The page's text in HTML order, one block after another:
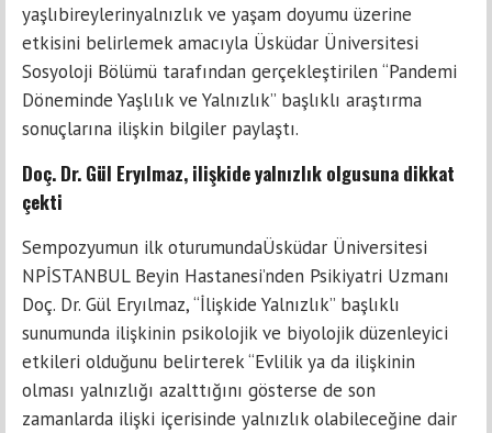
yaşlıbireylerinyalnızlık ve yaşam doyumu üzerine
etkisini belirlemek amacıyla Üsküdar Üniversitesi
Sosyoloji Bölümü tarafından gerçekleştirilen “Pandemi
Döneminde Yaşlılık ve Yalnızlık” başlıklı araştırma
sonuçlarına ilişkin bilgiler paylaştı.
Doç. Dr. Gül Eryılmaz, ilişkide yalnızlık olgusuna dikkat
çekti
Sempozyumun ilk oturumundaÜsküdar Üniversitesi
NPİSTANBUL Beyin Hastanesi’nden Psikiyatri Uzmanı
Doç. Dr. Gül Eryılmaz, “İlişkide Yalnızlık” başlıklı
sunumunda ilişkinin psikolojik ve biyolojik düzenleyici
etkileri olduğunu belirterek “Evlilik ya da ilişkinin
olması yalnızlığı azalttığını gösterse de son
zamanlarda ilişki içerisinde yalnızlık olabileceğine dair